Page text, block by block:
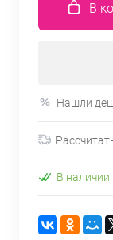
В
Нашли
В наличии